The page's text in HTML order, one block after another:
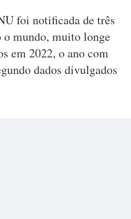
foi notificada de três
o mundo, muito longe
em 2022, o ano com
dados divulgados